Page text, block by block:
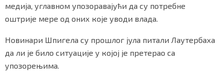
медија, углавном упозоравајући да су потребне
оштрије мере од оних које уводи влада.
Новинари Шпигела су прошлог јула питали Лаутербаха
да ли је било ситуације у којој је претерао са
упозорењима.